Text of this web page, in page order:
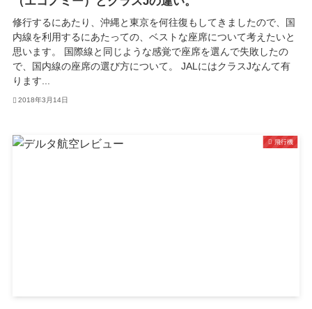
修行するにあたり、沖縄と東京を何往復もしてきましたので、国
内線を利用するにあたっての、ベストな座席について考えたいと
思います。 国際線と同じような感覚で座席を選んで失敗したの
で、国内線の座席の選び方について。 JALにはクラスJなんて有
ります...
2018年3月14日
飛行機